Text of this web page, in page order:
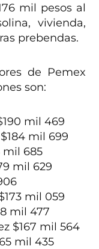
mil pesos al
vivienda,
prebendas.
de Pemex
son:
mil 469
mil 699
mil 685
mil 629
mil 059
mil 477
$167 mil 564
mil 435